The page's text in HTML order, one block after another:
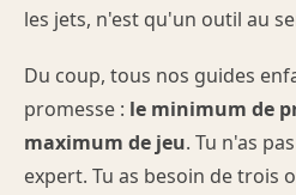
les jets, n'est qu'un outil au
Du coup, tous nos guides
promesse : le minimum de
maximum de jeu. Tu n'as
expert. Tu as besoin de trois